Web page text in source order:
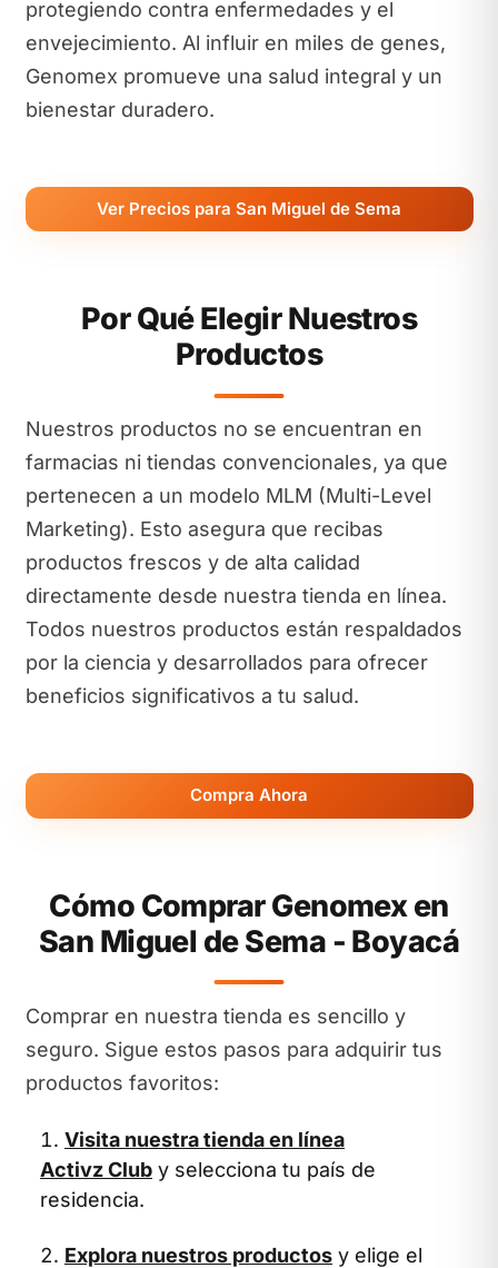
protegiendo contra enfermedades y el
envejecimiento. Al influir en miles de genes,
Genomex promueve una salud integral y un
bienestar duradero.
Ver Precios para San Miguel de Sema
Por Qué Elegir Nuestros
Productos
Nuestros productos no se encuentran en
farmacias ni tiendas convencionales, ya que
pertenecen a un modelo MLM (Multi-Level
Marketing). Esto asegura que recibas
productos frescos y de alta calidad
directamente desde nuestra tienda en línea.
Todos nuestros productos están respaldados
por la ciencia y desarrollados para ofrecer
beneficios significativos a tu salud.
Compra Ahora
Cómo Comprar Genomex en
San Miguel de Sema - Boyacá
Comprar en nuestra tienda es sencillo y
seguro. Sigue estos pasos para adquirir tus
productos favoritos:
Visita nuestra tienda en línea
Activz Club y selecciona tu país de
residencia.
Explora nuestros productos y elige el